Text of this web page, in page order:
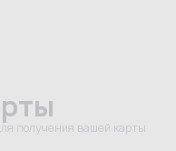
получения вашей карты